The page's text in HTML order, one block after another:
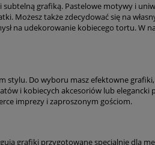
grafiką. Pastelowe motywy i
Możesz także zdecydować się na
na udekorowanie kobiecego tortu. W
stylu. Do wyboru masz efektowne
i kobiecych akcesoriów lub
imprezy i zaproszonym gościom.
grafiki przygotowane specjalnie dla